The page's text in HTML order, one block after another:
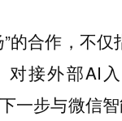
的合作，不仅
对接外部AI
一步与微信